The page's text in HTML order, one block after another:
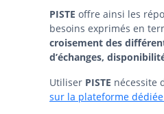
PISTE offre ainsi les
besoins exprimés en
croisement des
d’échanges,
Utiliser PISTE nécessite
sur la plateforme dédiée